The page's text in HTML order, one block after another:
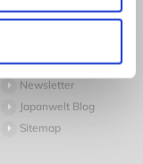
Pressespiegel
Japanwelt
Newsletter
Japanwelt Blog
Sitemap